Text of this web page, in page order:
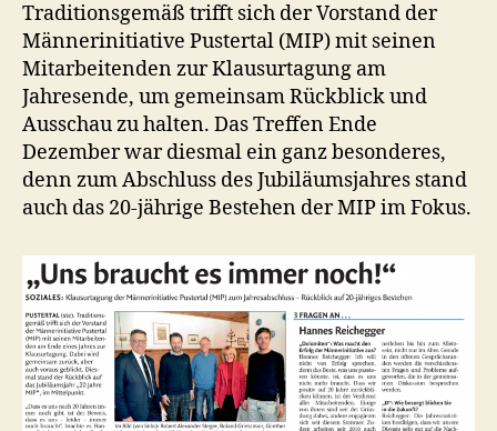
Traditionsgemäß trifft sich der Vorstand der
Männerinitiative Pustertal (MIP) mit seinen
Mitarbeitenden zur Klausurtagung am
Jahresende, um gemeinsam Rückblick und
Ausschau zu halten. Das Treffen Ende
Dezember war diesmal ein ganz besonderes,
denn zum Abschluss des Jubiläumsjahres stand
auch das 20-jährige Bestehen der MIP im Fokus.